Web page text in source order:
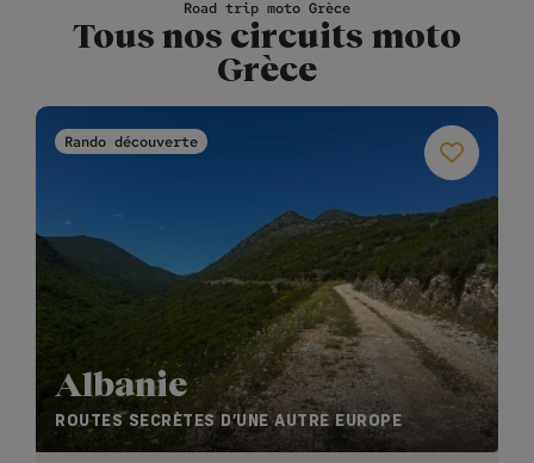
Road trip moto Grèce
Tous nos circuits moto
Grèce
Rando découverte
Albanie
ROUTES SECRÈTES D’UNE AUTRE EUROPE